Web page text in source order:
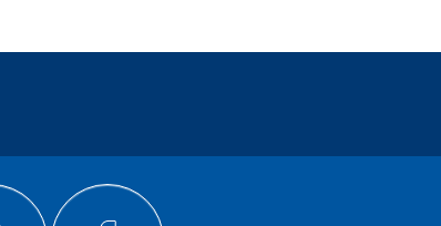
en France,...
FEUILLETER